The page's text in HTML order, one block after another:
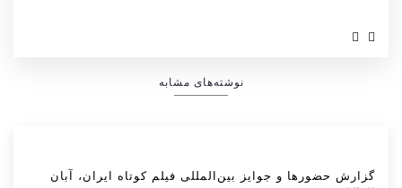
نوشته‌های مشابه
گزارش حضورها و جوایز بین‌المللی فیلم کوتاه ایران، آبان